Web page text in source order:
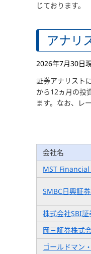
じております。
アナリ
2026年7月30日
証券アナリスト
から12ヵ月の投
ます。なお、レ
会社名
MST Financial
SMBC日興証
株式会社SBI証
岡三証券株式
ゴールドマン